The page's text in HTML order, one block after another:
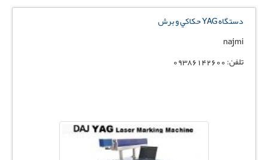
دستگاه YAG حكاكي و برش
najmi
تلفن: 09386142600